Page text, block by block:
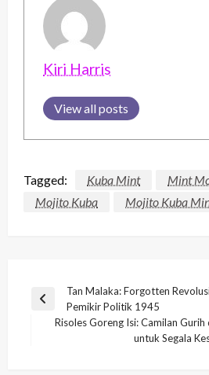
Kiri Harris
View all posts
Tagged: Kuba Mint Mint
Mojito Kuba
Mojito Kuba
Post
navigation
Previous
Tan Malaka: Forgotten
Pemikir Politik 1945
Risoles Goreng Isi: Camilan Gurih
untuk Segala